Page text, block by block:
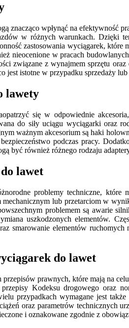
znacząco wpłynąć na efektywność
w różnych warunkach. Dzięki
zastosowania wyciągarek,
nieocenione w pracach
związane z wynajmem sprzętu
jest istotne w przypadku sprzedaży
lawety
się w odpowiednie
do siły uciągu wyciągarki oraz
ważnym akcesorium są haki
podczas pracy.
być również różnego rodzaju
lawet
problemy techniczne, które
lub przetarciom w
problemem są awarie
uszkodzonych elementów.
smarowanie elementów
do lawet
prawnych, które mają na
Kodeksu drogowego oraz
przypadkach wymagane jest
oraz parametrów technicznych
i oznakowane zgodnie z